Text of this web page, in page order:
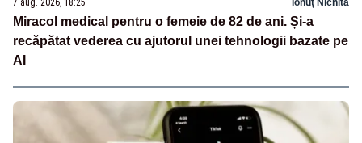
7 aug. 2026, 18:25 Ionuț Nichita
Miracol medical pentru o femeie de 82 de ani. Și-a
recăpătat vederea cu ajutorul unei tehnologii bazate pe
AI